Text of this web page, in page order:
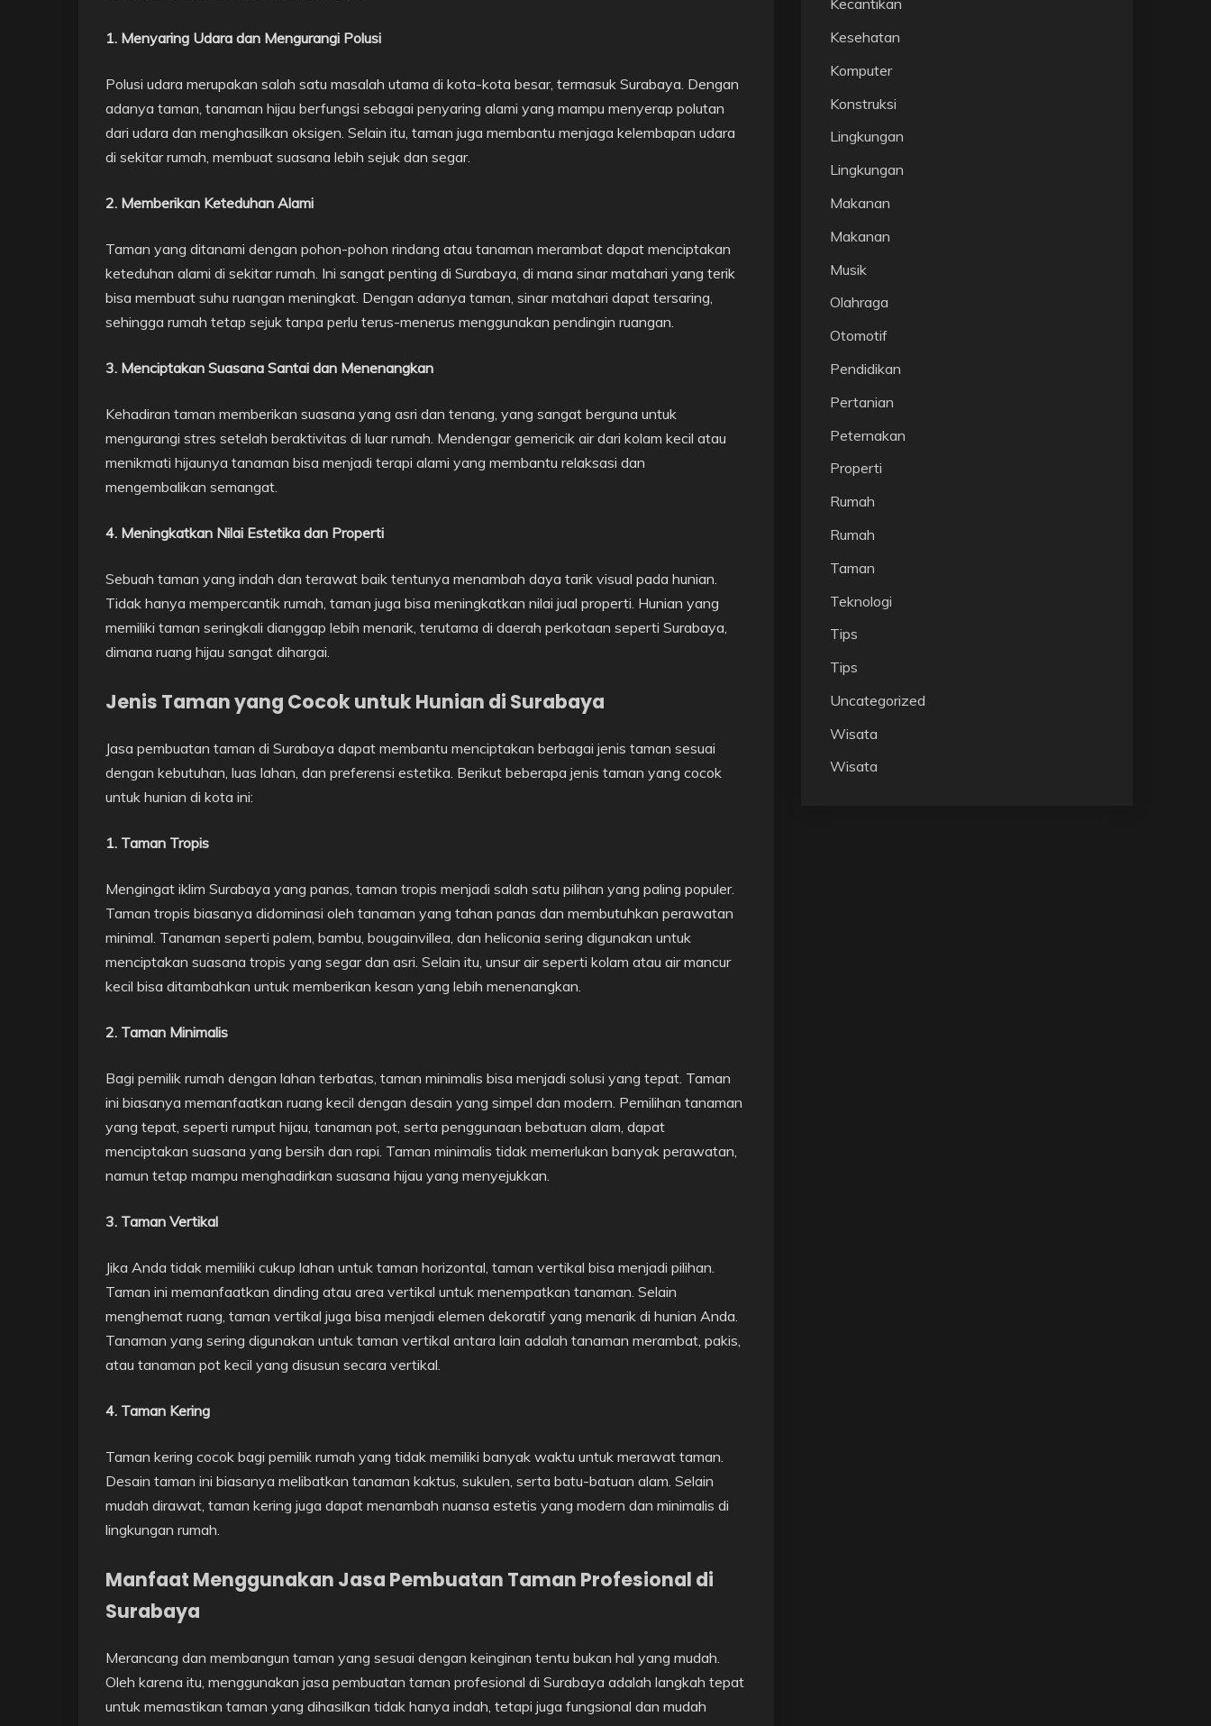
1. Menyaring Udara dan Mengurangi Polusi
Polusi udara merupakan salah satu masalah utama di kota-kota besar, termasuk Surabaya. Dengan
adanya taman, tanaman hijau berfungsi sebagai penyaring alami yang mampu menyerap polutan
dari udara dan menghasilkan oksigen. Selain itu, taman juga membantu menjaga kelembapan udara
di sekitar rumah, membuat suasana lebih sejuk dan segar.
2. Memberikan Keteduhan Alami
Taman yang ditanami dengan pohon-pohon rindang atau tanaman merambat dapat menciptakan
keteduhan alami di sekitar rumah. Ini sangat penting di Surabaya, di mana sinar matahari yang terik
bisa membuat suhu ruangan meningkat. Dengan adanya taman, sinar matahari dapat tersaring,
sehingga rumah tetap sejuk tanpa perlu terus-menerus menggunakan pendingin ruangan.
3. Menciptakan Suasana Santai dan Menenangkan
Kehadiran taman memberikan suasana yang asri dan tenang, yang sangat berguna untuk
mengurangi stres setelah beraktivitas di luar rumah. Mendengar gemericik air dari kolam kecil atau
menikmati hijaunya tanaman bisa menjadi terapi alami yang membantu relaksasi dan
mengembalikan semangat.
4. Meningkatkan Nilai Estetika dan Properti
Sebuah taman yang indah dan terawat baik tentunya menambah daya tarik visual pada hunian.
Tidak hanya mempercantik rumah, taman juga bisa meningkatkan nilai jual properti. Hunian yang
memiliki taman seringkali dianggap lebih menarik, terutama di daerah perkotaan seperti Surabaya,
dimana ruang hijau sangat dihargai.
Jenis Taman yang Cocok untuk Hunian di Surabaya
Jasa pembuatan taman di Surabaya dapat membantu menciptakan berbagai jenis taman sesuai
dengan kebutuhan, luas lahan, dan preferensi estetika. Berikut beberapa jenis taman yang cocok
untuk hunian di kota ini:
1. Taman Tropis
Mengingat iklim Surabaya yang panas, taman tropis menjadi salah satu pilihan yang paling populer.
Taman tropis biasanya didominasi oleh tanaman yang tahan panas dan membutuhkan perawatan
minimal. Tanaman seperti palem, bambu, bougainvillea, dan heliconia sering digunakan untuk
menciptakan suasana tropis yang segar dan asri. Selain itu, unsur air seperti kolam atau air mancur
kecil bisa ditambahkan untuk memberikan kesan yang lebih menenangkan.
2. Taman Minimalis
Bagi pemilik rumah dengan lahan terbatas, taman minimalis bisa menjadi solusi yang tepat. Taman
ini biasanya memanfaatkan ruang kecil dengan desain yang simpel dan modern. Pemilihan tanaman
yang tepat, seperti rumput hijau, tanaman pot, serta penggunaan bebatuan alam, dapat
menciptakan suasana yang bersih dan rapi. Taman minimalis tidak memerlukan banyak perawatan,
namun tetap mampu menghadirkan suasana hijau yang menyejukkan.
3. Taman Vertikal
Jika Anda tidak memiliki cukup lahan untuk taman horizontal, taman vertikal bisa menjadi pilihan.
Taman ini memanfaatkan dinding atau area vertikal untuk menempatkan tanaman. Selain
menghemat ruang, taman vertikal juga bisa menjadi elemen dekoratif yang menarik di hunian Anda.
Tanaman yang sering digunakan untuk taman vertikal antara lain adalah tanaman merambat, pakis,
atau tanaman pot kecil yang disusun secara vertikal.
4. Taman Kering
Taman kering cocok bagi pemilik rumah yang tidak memiliki banyak waktu untuk merawat taman.
Desain taman ini biasanya melibatkan tanaman kaktus, sukulen, serta batu-batuan alam. Selain
mudah dirawat, taman kering juga dapat menambah nuansa estetis yang modern dan minimalis di
lingkungan rumah.
Manfaat Menggunakan Jasa Pembuatan Taman Profesional di
Surabaya
Merancang dan membangun taman yang sesuai dengan keinginan tentu bukan hal yang mudah.
Oleh karena itu, menggunakan jasa pembuatan taman profesional di Surabaya adalah langkah tepat
untuk memastikan taman yang dihasilkan tidak hanya indah, tetapi juga fungsional dan mudah
Kecantikan
Kesehatan
Komputer
Konstruksi
Lingkungan
Lingkungan
Makanan
Makanan
Musik
Olahraga
Otomotif
Pendidikan
Pertanian
Peternakan
Properti
Rumah
Rumah
Taman
Teknologi
Tips
Tips
Uncategorized
Wisata
Wisata